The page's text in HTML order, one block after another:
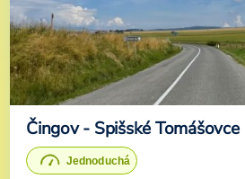
Čingov - Spišské Tomášovce